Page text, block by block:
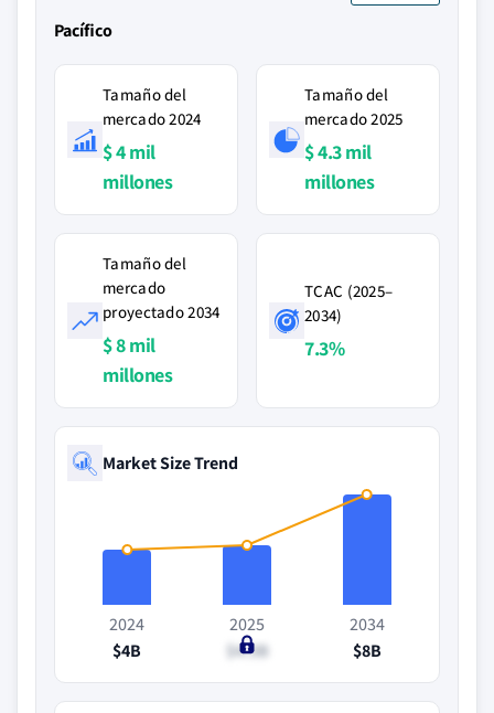
Pacífico
Tamaño del
mercado 2024
$ 4 mil
millones
Tamaño del
mercado 2025
$ 4.3 mil
millones
Tamaño del
mercado
proyectado 2034
$ 8 mil
millones
TCAC (2025–
2034)
7.3%
Market Size Trend
2024
$4B
2025
$4.3B
2034
$8B